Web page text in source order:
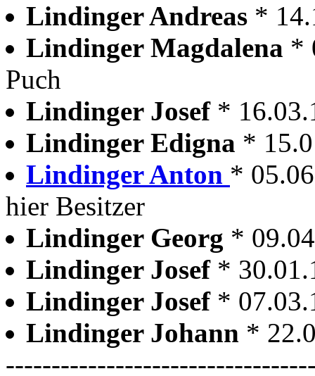
Lindinger Andreas *
Lindinger Magdalena *
Puch
Lindinger Josef *
Lindinger Edigna *
Lindinger Anton *
hier Besitzer
Lindinger Georg *
Lindinger Josef *
Lindinger Josef *
Lindinger Johann *